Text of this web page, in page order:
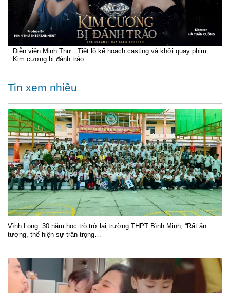
Diễn viên Minh Thư : Tiết lộ kế hoạch casting và khởi quay phim
Kim cương bị đánh tráo
Tin xem nhiều
Vĩnh Long: 30 năm học trò trở lại trường THPT Bình Minh, “Rất ấn
tượng, thể hiện sự trân trọng…”